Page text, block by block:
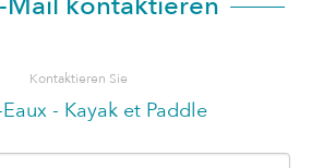
Kontaktieren Sie
- Kayak et Paddle